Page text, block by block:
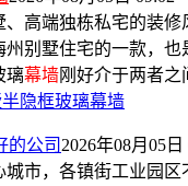
高端独栋私宅的装
州别墅住宅的一款，
璃幕墙刚好介于两者
隐框玻璃幕墙
的公司 2026年08月05日
市，各镇街工业园